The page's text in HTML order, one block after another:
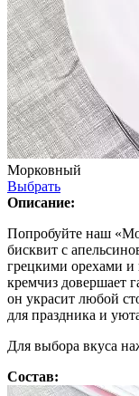
Морковный
Выбрать
Описание:
Попробуйте наш
бисквит с
грецкими орехами
кремчиз довершает
он украсит любой
для праздника и
Для выбора вкуса
Состав: